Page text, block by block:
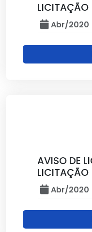
LICITAÇÃO
Abr/2020
AVISO DE
LICITAÇÃO
Abr/2020